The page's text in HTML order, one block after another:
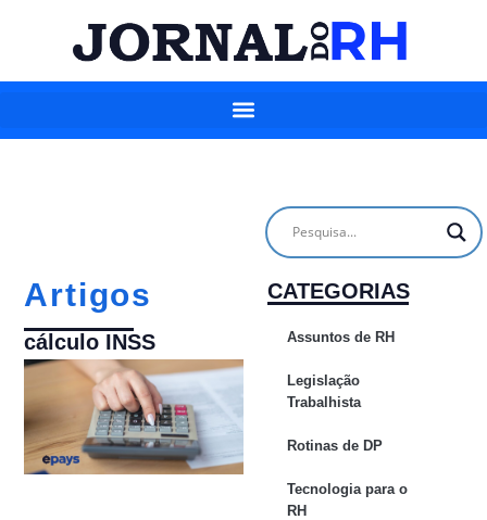
Artigos
cálculo INSS
CATEGORIAS
Assuntos de RH
Legislação
Trabalhista
Rotinas de DP
Tecnologia para o
RH